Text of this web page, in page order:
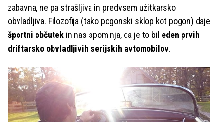
zabavna, ne pa strašljiva in predvsem užitkarsko
obvladljiva. Filozofija (tako pogonski sklop kot pogon) daje
športni občutek in nas spominja, da je to bil eden prvih
driftarsko obvladljivih serijskih avtomobilov.